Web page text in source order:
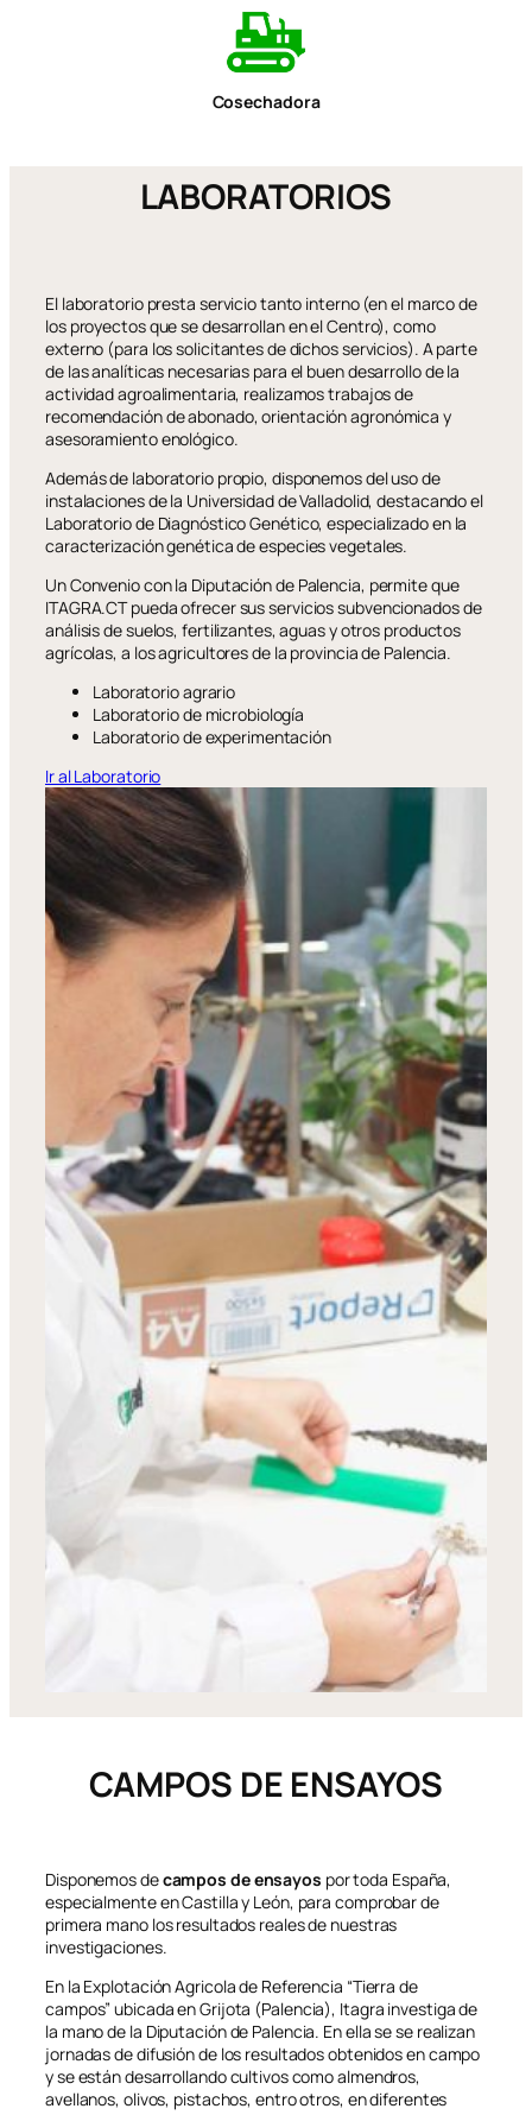
Cosechadora
LABORATORIOS
El laboratorio presta servicio tanto interno (en el marco de
los proyectos que se desarrollan en el Centro), como
externo (para los solicitantes de dichos servicios). A parte
de las analíticas necesarias para el buen desarrollo de la
actividad agroalimentaria, realizamos trabajos de
recomendación de abonado, orientación agronómica y
asesoramiento enológico.
Además de laboratorio propio, disponemos del uso de
instalaciones de la Universidad de Valladolid, destacando el
Laboratorio de Diagnóstico Genético, especializado en la
caracterización genética de especies vegetales.
Un Convenio con la Diputación de Palencia, permite que
ITAGRA.CT pueda ofrecer sus servicios subvencionados de
análisis de suelos, fertilizantes, aguas y otros productos
agrícolas, a los agricultores de la provincia de Palencia.
Laboratorio agrario
Laboratorio de microbiología
Laboratorio de experimentación
Ir al Laboratorio
CAMPOS DE ENSAYOS
Disponemos decampos de ensayos por toda España,
especialmente en Castilla y León, para comprobar de
primera mano los resultados reales de nuestras
investigaciones.
En la Explotación Agricola de Referencia “Tierra de
campos” ubicada en Grijota (Palencia), Itagra investiga de
la mano de la Diputación de Palencia. En ella se se realizan
jornadas de difusión de los resultados obtenidos en campo
y se están desarrollando cultivos como almendros,
avellanos, olivos, pistachos, entro otros, en diferentes